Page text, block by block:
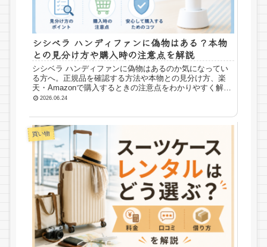
シシベラ ハンディファンに偽物はある？本物
との見分け方や購入時の注意点を解説
シシベラ ハンディファンに偽物はあるのか気になってい
る方へ。正規品を確認する方法や本物との見分け方、楽
天・Amazonで購入するときの注意点をわかりやすく解説
します。購入前に確認したいポイントもまとめました。
2026.06.24
買い物